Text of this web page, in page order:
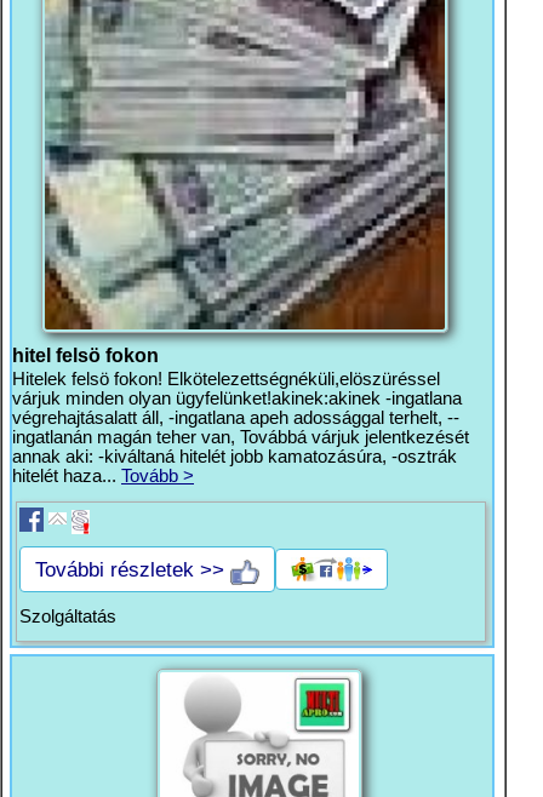
hitel felsö fokon
Hitelek felsö fokon! Elkötelezettségnéküli,elöszüréssel
várjuk minden olyan ügyfelünket!akinek:akinek -ingatlana
végrehajtásalatt áll, -ingatlana apeh adossággal terhelt, --
ingatlanán magán teher van, Továbbá várjuk jelentkezését
annak aki: -kiváltaná hitelét jobb kamatozásúra, -osztrák
hitelét haza... Tovább >
További részletek >>
Szolgáltatás